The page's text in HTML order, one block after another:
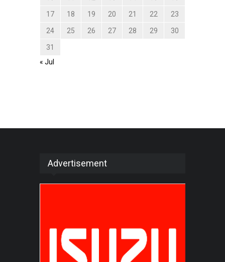
17 18 19 20 21 22 23
24 25 26 27 28 29 30
31
« Jul
Advertisement